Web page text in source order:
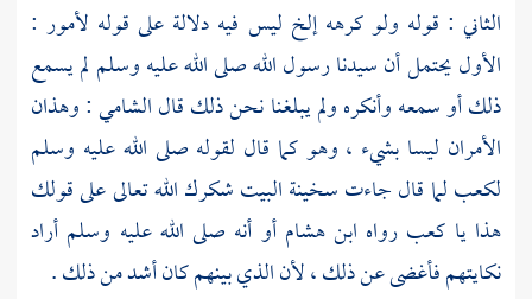
الثاني : قوله ولو كرهه إلخ ليس فيه دلالة على قوله لأمور :
الأول يحتمل أن سيدنا رسول الله صلى الله عليه وسلم لم يسمع
ذلك أو سمعه وأنكره ولم يبلغنا نحن ذلك قالالشامي: وهذان
الأمران ليسا بشيء ، وهو كما قال لقوله صلى الله عليه وسلم
لكعبلما قال جاءتسخينةالبيت شكرك الله تعالى على قولك
هذا يا كعب رواه ابن هشامأو أنه صلى الله عليه وسلم أراد
نكايتهم فأغضى عن ذلك ، لأن الذي بينهم كان أشد من ذلك .